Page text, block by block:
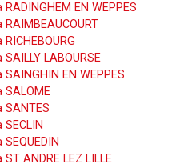
EN WEPPES
LABOURSE
EN WEPPES
ANDRE LEZ LILLE